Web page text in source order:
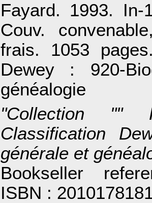
‎Fayard. 1993.
Couv.
frais. 1053
Dewey : 920-
généalogie‎
‎"Collection ""
Classification
générale et
Bookseller
ISBN :